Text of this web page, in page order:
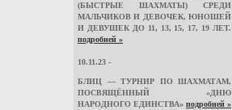
(БЫСТРЫЕ ШАХМАТЫ) СРЕДИ
МАЛЬЧИКОВ И ДЕВОЧЕК, ЮНОШЕЙ
И ДЕВУШЕК ДО 11, 13, 15, 17, 19 ЛЕТ.
подробней »
10.11.23 -
БЛИЦ — ТУРНИР ПО ШАХМАТАМ,
ПОСВЯЩЁННЫЙ «ДНЮ
НАРОДНОГО ЕДИНСТВА» подробней »